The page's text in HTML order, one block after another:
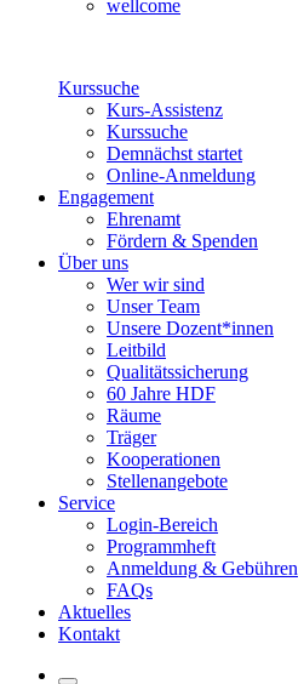
wellcome
Kurssuche
Kurs-Assistenz
Kurssuche
Demnächst startet
Online-Anmeldung
Engagement
Ehrenamt
Fördern & Spenden
Über uns
Wer wir sind
Unser Team
Unsere Dozent*innen
Leitbild
Qualitätssicherung
60 Jahre HDF
Räume
Träger
Kooperationen
Stellenangebote
Service
Login-Bereich
Programmheft
Anmeldung & Gebühren
FAQs
Aktuelles
Kontakt